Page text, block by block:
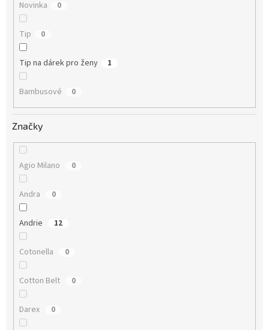
Novinka 0
Tip 0
Tip na dárek pro ženy 1
Bambusové 0
Značky
Agio Milano 0
Andra 0
Andrie 12
Cotonella 0
Cotton Belt 0
Darex 0